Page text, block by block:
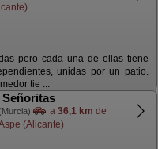
pero cada una de ellas tiene
unidas por un patio.
tie ...
Señoritas
a 36,1 km de
(Alicante)